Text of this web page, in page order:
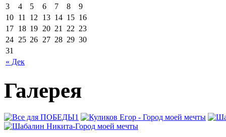
« Дек
3
4 5 6 7 8
9
10 11 12 13 14 15 16
17 18 19 20 21 22 23
24 25 26 27 28 29 30
31
Галерея